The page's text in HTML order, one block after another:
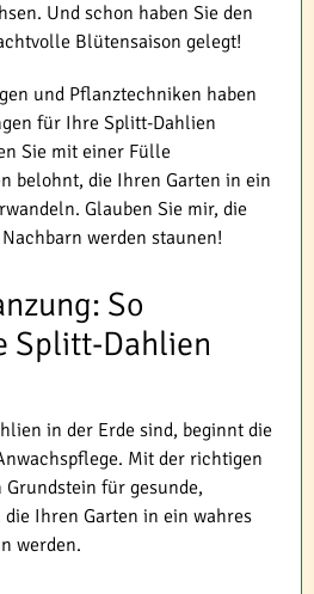
Und schon haben Sie den
Blütensaison gelegt!
und Pflanztechniken haben
für Ihre Splitt-Dahlien
Sie mit einer Fülle
belohnt, die Ihren Garten in ein
Glauben Sie mir, die
werden staunen!
So
Splitt-Dahlien
in der Erde sind, beginnt die
Mit der richtigen
Grundstein für gesunde,
Ihren Garten in ein wahres
werden.